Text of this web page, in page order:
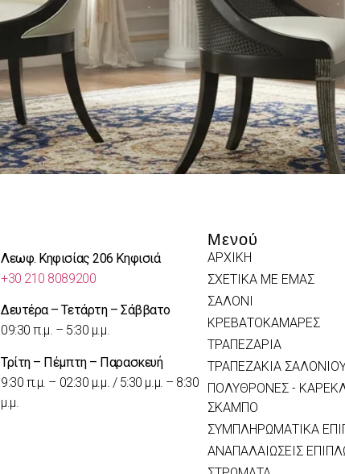
Λεωφ. Κηφισίας 206 Κηφισιά
+30 210 8089200
Δευτέρα – Τετάρτη – Σάββατο
09:30 π.μ. – 5:30 μ.μ.
Τρίτη – Πέμπτη – Παρασκευή
9:30 π.μ. – 02:30 μ.μ. / 5:30 μ.μ. – 8:30
μ.μ.
Μενού
ΑΡΧΙΚΗ
ΣΧΕΤΙΚΑ ΜΕ ΕΜΑΣ
ΣΑΛΟΝΙ
ΚΡΕΒΑΤΟΚΑΜΑΡΕΣ
ΤΡΑΠΕΖΑΡΙΑ
ΤΡΑΠΕΖΑΚΙΑ
ΠΟΛΥΘΡΟΝΕΣ -
ΣΚΑΜΠΟ
ΣΥΜΠΛΗΡΩΜΑΤΙΚΑ
ΑΝΑΠΑΛΑΙΩΣΕΙΣ